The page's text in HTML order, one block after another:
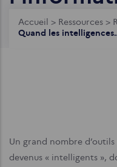
Fil
Accueil > Ressources >
Quand les
Un grand nombre
devenus « intelligents »,